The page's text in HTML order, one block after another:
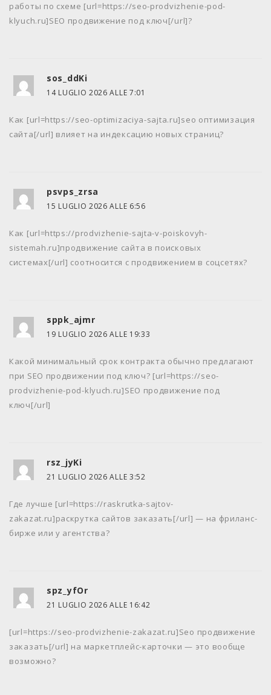
работы по схеме [url=https://seo-prodvizhenie-pod-
klyuch.ru]SEO продвижение под ключ[/url]?
sos_ddKi
14 LUGLIO 2026 ALLE 7:01
Как [url=https://seo-optimizaciya-sajta.ru]seo оптимизация
сайта[/url] влияет на индексацию новых страниц?
psvps_zrsa
15 LUGLIO 2026 ALLE 6:56
Как [url=https://prodvizhenie-sajta-v-poiskovyh-
sistemah.ru]продвижение сайта в поисковых
системах[/url] соотносится с продвижением в соцсетях?
sppk_ajmr
19 LUGLIO 2026 ALLE 19:33
Какой минимальный срок контракта обычно предлагают
при SEO продвижении под ключ? [url=https://seo-
prodvizhenie-pod-klyuch.ru]SEO продвижение под
ключ[/url]
rsz_jyKi
21 LUGLIO 2026 ALLE 3:52
Где лучше [url=https://raskrutka-sajtov-
zakazat.ru]раскрутка сайтов заказать[/url] — на фриланс-
бирже или у агентства?
spz_yfOr
21 LUGLIO 2026 ALLE 16:42
[url=https://seo-prodvizhenie-zakazat.ru]Seo продвижение
заказать[/url] на маркетплейс-карточки — это вообще
возможно?